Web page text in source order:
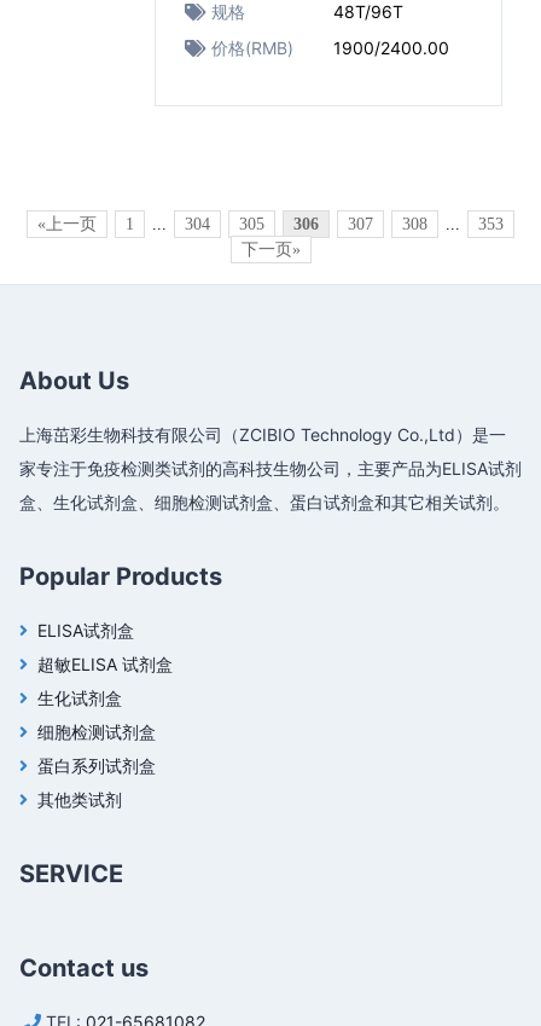
规格
48T/96T
价格(RMB)
1900/2400.00
«上一页 1 ... 304 305 306 307 308 ...
353
下一页»
About Us
上海茁彩生物科技有限公司（ZCIBIO Technology Co.,Ltd）是一
家专注于免疫检测类试剂的高科技生物公司，主要产品为ELISA试剂
盒、生化试剂盒、细胞检测试剂盒、蛋白试剂盒和其它相关试剂。
Popular Products
ELISA试剂盒
超敏ELISA 试剂盒
生化试剂盒
细胞检测试剂盒
蛋白系列试剂盒
其他类试剂
SERVICE
Contact us
TEL: 021-65681082